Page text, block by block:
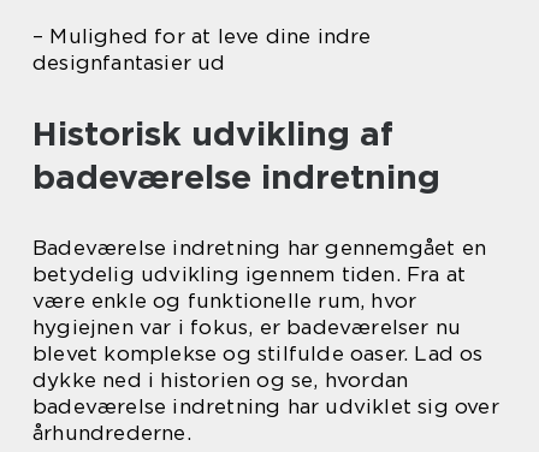
– Mulighed for at leve dine indre
designfantasier ud
Historisk udvikling af
badeværelse indretning
Badeværelse indretning har gennemgået en
betydelig udvikling igennem tiden. Fra at
være enkle og funktionelle rum, hvor
hygiejnen var i fokus, er badeværelser nu
blevet komplekse og stilfulde oaser. Lad os
dykke ned i historien og se, hvordan
badeværelse indretning har udviklet sig over
århundrederne.